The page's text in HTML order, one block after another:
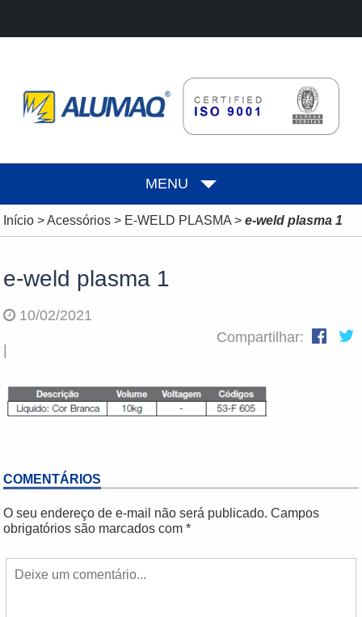
MENU
Início>Acessórios> E-WELD PLASMA> e-weld plasma 1
e-weld plasma 1
10/02/2021
|
Compartilhar:
COMENTÁRIOS
O seu endereço de e-mail não será publicado. Campos
obrigatórios são marcados com *